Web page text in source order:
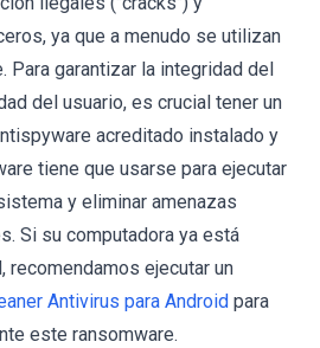
ya que a menudo se utilizan
Para garantizar la integridad del
del usuario, es crucial tener un
acreditado instalado y
tiene que usarse para ejecutar
y eliminar amenazas
Si su computadora ya está
recomendamos ejecutar un
Antivirus para Android para
este ransomware.